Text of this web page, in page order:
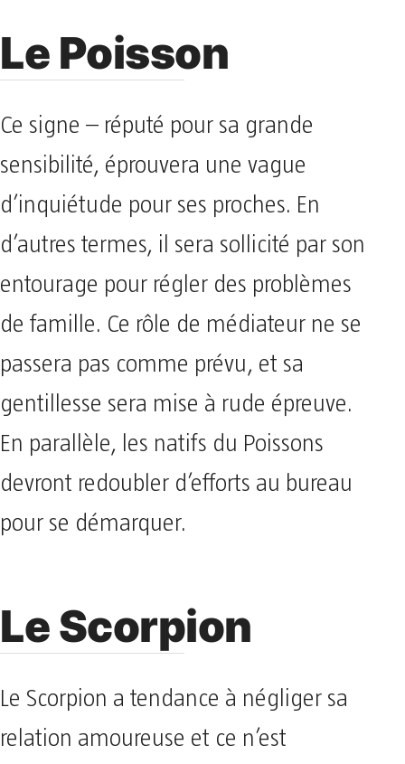
Le Poisson
Ce signe – réputé pour sa grande
sensibilité, éprouvera une vague
d’inquiétude pour ses proches. En
d’autres termes, il sera sollicité par son
entourage pour régler des problèmes
de famille. Ce rôle de médiateur ne se
passera pas comme prévu, et sa
gentillesse sera mise à rude épreuve.
En parallèle, les natifs du Poissons
devront redoubler d’efforts au bureau
pour se démarquer.
Le Scorpion
Le Scorpion a tendance à négliger sa
relation amoureuse et ce n’est